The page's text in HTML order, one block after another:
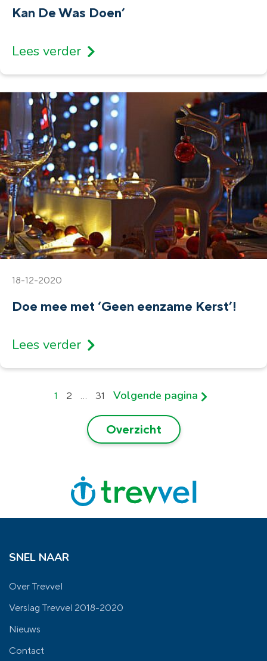
Kan De Was Doen’
Lees verder
18-12-2020
Doe mee met ‘Geen eenzame Kerst’!
Lees verder
1 2 … 31 Volgende pagina
Overzicht
SNEL NAAR
Over Trevvel
Verslag Trevvel 2018-2020
Nieuws
Contact